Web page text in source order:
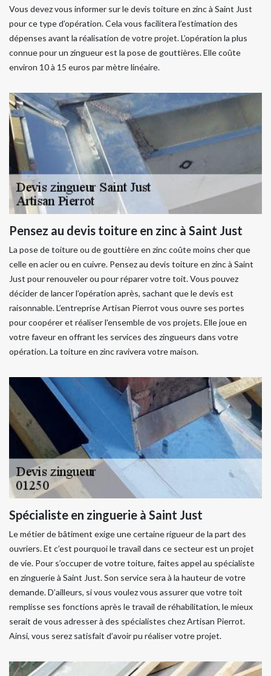
Vous devez vous informer sur le devis toiture en zinc à Saint Just
pour ce type d’opération. Cela vous facilitera l’estimation des
dépenses avant la réalisation de votre projet. L’opération la plus
connue pour un zingueur est la pose de gouttières. Elle coûte
environ 10 à 15 euros par mètre linéaire.
Pensez au devis toiture en zinc à Saint Just
La pose de toiture ou de gouttière en zinc coûte moins cher que
celle en acier ou en cuivre. Pensez au devis toiture en zinc à Saint
Just pour renouveler ou pour réparer votre toit. Vous pouvez
décider de lancer l’opération après, sachant que le devis est
raisonnable. L’entreprise Artisan Pierrot vous ouvre ses portes
pour coopérer et réaliser l'ensemble de vos projets. Elle joue en
votre faveur en offrant les services des zingueurs dans votre
opération. La toiture en zinc ravivera votre maison.
Spécialiste en zinguerie à Saint Just
Le métier de bâtiment exige une certaine rigueur de la part des
ouvriers. Et c’est pourquoi le travail dans ce secteur est un projet
de vie. Pour s’occuper de votre toiture, faites appel au spécialiste
en zinguerie à Saint Just. Son service sera à la hauteur de votre
demande. D’ailleurs, si vous voulez vous assurer que votre toit
remplisse ses fonctions après le travail de réhabilitation, le mieux
serait de vous adresser à des spécialistes chez Artisan Pierrot.
Ainsi, vous serez satisfait d’avoir pu réaliser votre projet.